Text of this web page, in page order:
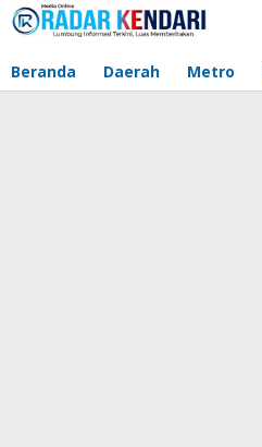
Lewati
ke
Beranda Daerah Metro